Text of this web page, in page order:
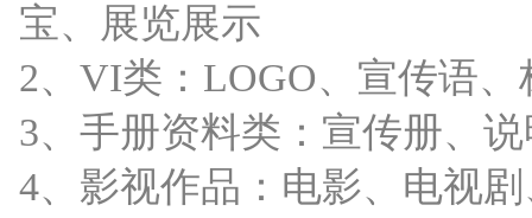
宝、展览展示
2、VI类：LOGO、宣传语、
3、手册资料类：宣传册、
4、影视作品：电影、电视